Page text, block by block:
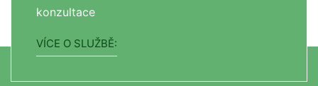
konzultace
VÍCE O SLUŽBĚ:
Klademe důraz na
CO VŠE UMÍME?